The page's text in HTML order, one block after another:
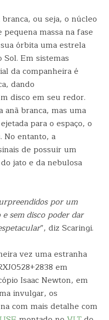
ou seja, o núcleo
massa na fase
órbita uma estrela
Em sistemas
da companheira é
dando
disco em seu redor.
anã branca, mas uma
para o espaço, o
No entanto, a
de possuir um
jato e da nebulosa
porum
sem disco poder dar
”, diz Scaringi.
vez uma estranha
em
Isaac Newton, em
invulgar, os
com mais detalhe com